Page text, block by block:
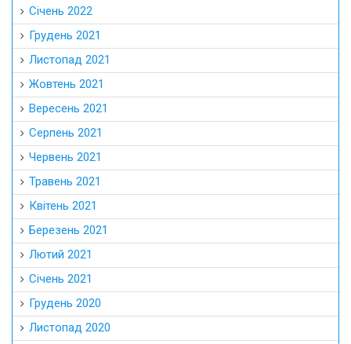
Січень 2022
Грудень 2021
Листопад 2021
Жовтень 2021
Вересень 2021
Серпень 2021
Червень 2021
Травень 2021
Квітень 2021
Березень 2021
Лютий 2021
Січень 2021
Грудень 2020
Листопад 2020